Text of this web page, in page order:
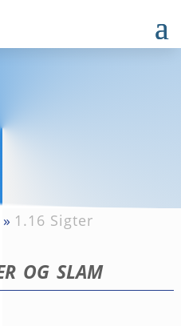
» 1.16 Sigter
og slam